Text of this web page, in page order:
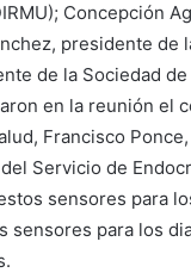
Concepción
presidente de
de la Sociedad
en la reunión el
Francisco
Servicio de
sensores para
sensores para los